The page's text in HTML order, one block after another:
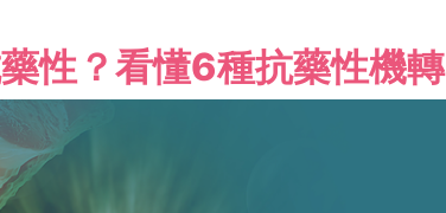
性？看懂6種抗藥性機轉